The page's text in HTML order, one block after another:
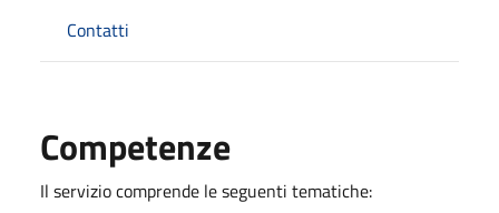
Contatti
Competenze
Il servizio comprende le seguenti tematiche: